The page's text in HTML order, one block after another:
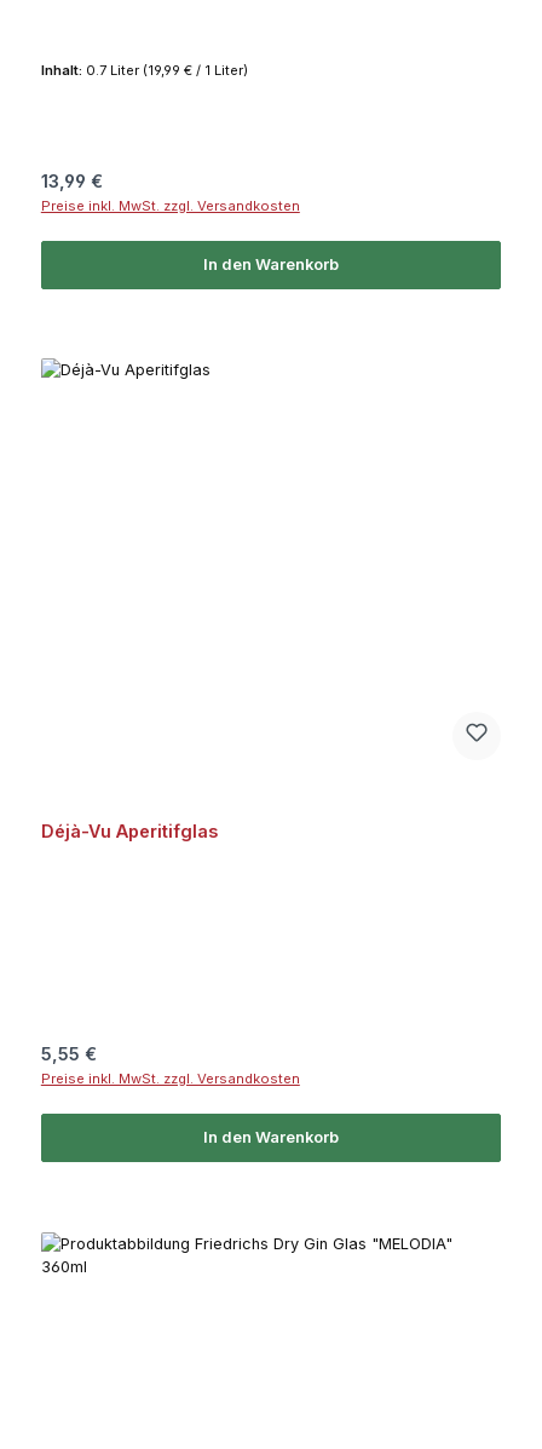
Inhalt: 0.7 Liter (19,99 € / 1 Liter)
Regulärer Preis:
13,99 €
Preise inkl. MwSt. zzgl. Versandkosten
In den Warenkorb
Déjà-Vu Aperitifglas
Regulärer Preis:
5,55 €
Preise inkl. MwSt. zzgl. Versandkosten
In den Warenkorb